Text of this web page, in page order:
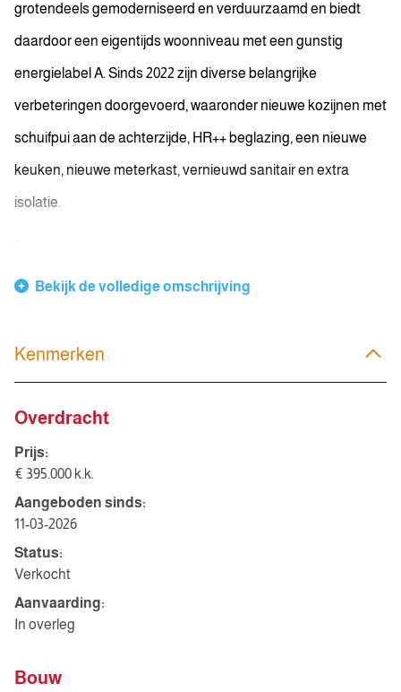
grotendeels gemoderniseerd en verduurzaamd en biedt
daardoor een eigentijds woonniveau met een gunstig
energielabel A. Sinds 2022 zijn diverse belangrijke
verbeteringen doorgevoerd, waaronder nieuwe kozijnen met
schuifpui aan de achterzijde, HR++ beglazing, een nieuwe
keuken, nieuwe meterkast, vernieuwd sanitair en extra
isolatie.
Bekijk de volledige omschrijving
Kenmerken
Overdracht
Prijs:
€ 395.000 k.k.
Aangeboden sinds:
11-03-2026
Status:
Verkocht
Aanvaarding:
In overleg
Bouw